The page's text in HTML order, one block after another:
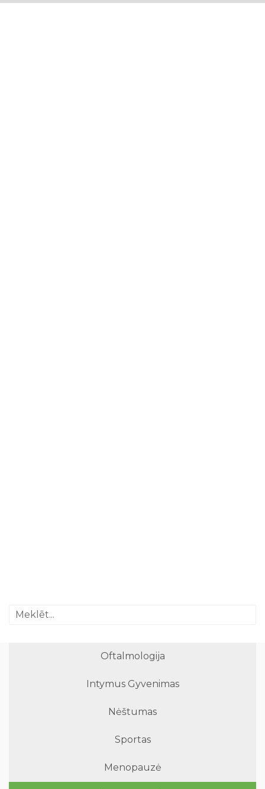
Oftalmologija
Intymus Gyvenimas
Nėštumas
Sportas
Menopauzė